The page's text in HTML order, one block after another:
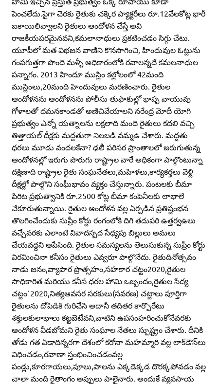
పెంచలేదు.పైగా చెరకు రైతుకు చక్కెర ప్యాక్టరీలు రూ.12వేలకోట్ల భారీ
బకాయిలివ్వాలని రైతులు ఆందోళన చేస్తే అవి
రాజకీయపరమైనవని,కమలానాధులు ప్రకటించడం సిగ్గు చేటు.
యూపీలో మత విభజన వాణిని కొనసాగించి, హిందువుల ఓట్లును
గంపగుత్తగా పొంది మళ్ళీ అధికారంలోకి రవాలన్నదే కమలనాధుల
పన్నాగం. 2013 హిందూ ముస్లిం కల్లోలంలో 42మంది
ముస్లింలు,20మంది హిందువులు మరణించారు. రైతుల
ఆందోళనను ఆందోళనను పోలీసు తుఫాకుల్లో భాష్ప వాయువు
గోళాలతో దమనకాండతో అణిచివేయాలని నరేంద్ర మోదీ యోగి
ప్రభుత్వం ఎన్నో యత్నాలను లక్షలాది మంది రైతులు కదలి వచ్చి
తిత్తాయల్‌ దీక్షకు మద్దతుగా నిలబడి వమ్మఉ చేశారు. మద్దతు
ధరలు మూడు వందలకేనా? ఢలీి పరిసర ప్రాంతాలలో జరుగుతున్న
ఆందోళనల్లో ఇరుగు పొరుగు రాష్ట్రాల వారే అధికంగా పాల్గొంటున్నా
దక్షిణాది రాష్ట్రాల రైతు సంఘనేతలు,మహిళలు,కార్యకర్తలు వెళ్లి
దీక్షల్లో పాల్గొని సంఫీుభావం వ్యక్తం చేస్తున్నారు. పంటలకు బీమా
పేరిట ప్రభుత్వానికి రూ.2500 కోట్ల బీమా కంపెనీలకు లాభాలే
చేకూరుతున్నాయి. రైతుల ఆందోళన వల్ల ఏర్పడిన ప్రతిష్టంభన
తొలగించేందుకు సుప్రీం కోర్టు రంగంలోకి దిగి తదుపరి ఉత్తర్వఉలు
వచ్చేవరకు ఎలాంటి వివాదస్పద సేధ్యపు బిల్లులు అమలు
చేయవద్దని ఆపేసింది. రైతుల సమస్యలను తెలుసుకున్న సుప్రీం కోర్టు
విరమించినా కనీసం రైతులు ఎవ్వరూ పాల్గొనేదు. రైతుదినోత్సవం
నాడు జనం,వ్యాపార ప్రొత్సహం,సహకార చట్టం2020,రైతుల
సాధికారిత మరియు కనీస ధరల హామి ఒబ్బందం,రైతుల సేద్య
చట్టం`2020,నిత్యఆవసర సరకులు(సవరణ) చట్టాలు పూర్తిగా
రైతులను దోపిడికి గురిచేసి అదానీ తదితర కార్పొరేటు
శక్తులకులాభాలు కట్టబెటేవని,వాటిని ఉపసంహరించుకోనేవరకు
ఆందోళన వీడబోమని రైతు సంఘాల నేతలు స్పుష్ట్రం చేశారు. దీనికి
తోడు గత ఏడాదిన్నరగా దేశంలో కరోనా మహమ్మారి వల్ల లాక్‌డౌన్‌లు
విధించడం,రవాణా స్తంభించించడంవల్ల
పండ్లు,కూరగాయలు,పూలు,పాలను ఎక్కడెక్కడ దొరక్కపోవడం వల్ల
చాలా మంది రైతాంగం అప్పులు పాలైనారు. అందుకే వ్యవసాయ